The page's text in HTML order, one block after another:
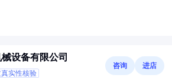
设备有限公司
实性核验
咨询 进店